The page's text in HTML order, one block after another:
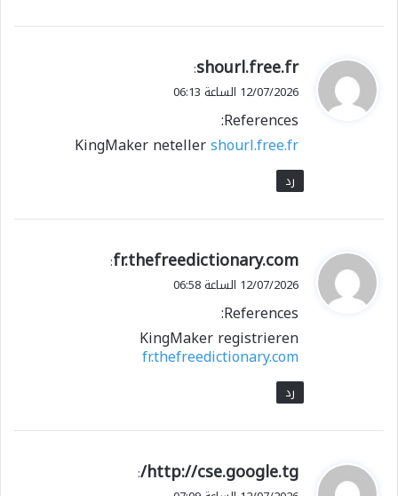
ي
ق
ل
shourl.free.fr
:
12/07/2026 الساعة 06:13
References:
KingMaker netellershourl.free.fr
رد
ي
ق
ل
fr.thefreedictionary.com
:
12/07/2026 الساعة 06:58
References:
KingMaker registrieren
fr.thefreedictionary.com
رد
ي
ق
http://cse.google.tg/
: